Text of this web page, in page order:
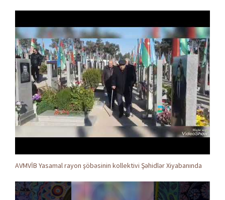
AVMVİB Yasamal rayon şöbəsinin kollektivi Şəhidlər Xiyabanında